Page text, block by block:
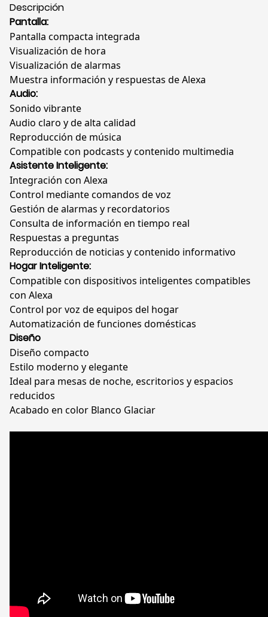
Descripción
Pantalla:
Pantalla compacta integrada
Visualización de hora
Visualización de alarmas
Muestra información y respuestas de Alexa
Audio:
Sonido vibrante
Audio claro y de alta calidad
Reproducción de música
Compatible con podcasts y contenido multimedia
Asistente Inteligente:
Integración con Alexa
Control mediante comandos de voz
Gestión de alarmas y recordatorios
Consulta de información en tiempo real
Respuestas a preguntas
Reproducción de noticias y contenido informativo
Hogar Inteligente:
Compatible con dispositivos inteligentes compatibles
con Alexa
Control por voz de equipos del hogar
Automatización de funciones domésticas
Diseño
Diseño compacto
Estilo moderno y elegante
Ideal para mesas de noche, escritorios y espacios
reducidos
Acabado en color Blanco Glaciar